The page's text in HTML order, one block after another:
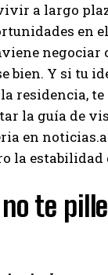
a largo
en
negociar
bien. Y si tu
residencia,
la guía de
en
la estabilidad
te